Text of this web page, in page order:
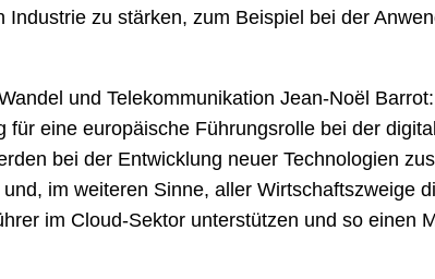
zu stärken, zum Beispiel bei der
und Telekommunikation Jean-Noël
eine europäische Führungsrolle bei der
bei der Entwicklung neuer Technologien
im weiteren Sinne, aller Wirtschaftszweige
im Cloud-Sektor unterstützen und so einen